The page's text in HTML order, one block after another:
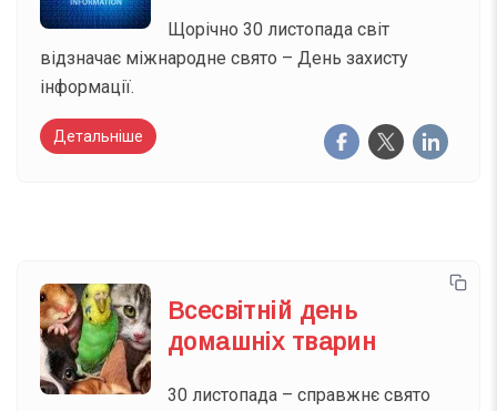
Щорічно 30 листопада світ
відзначає міжнародне свято – День захисту
інформації.
Детальніше
Всесвітній день
домашніх тварин
30 листопада – справжнє свято